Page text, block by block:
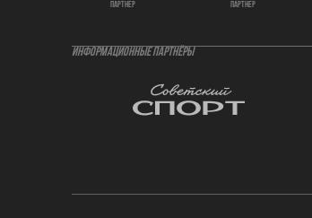
партнёр партнёр
ИНФОРМАЦИОННЫЕ ПАРТНЁРЫ